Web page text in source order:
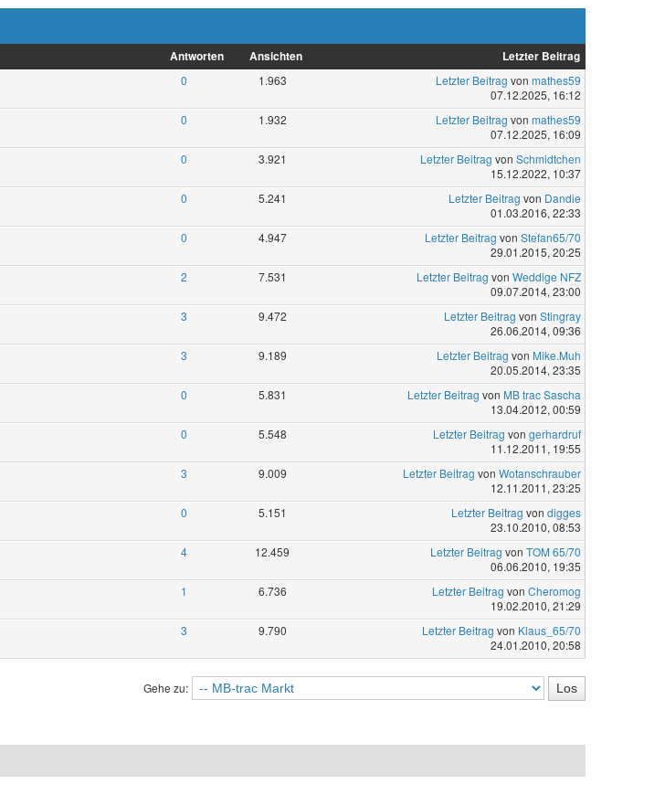
Antworten Ansichten Letzter Beitrag
0 1.963 Letzter Beitrag von mathes59
07.12.2025, 16:12
0 1.932 Letzter Beitrag von mathes59
07.12.2025, 16:09
0 3.921 Letzter Beitrag von Schmidtchen
15.12.2022, 10:37
0 5.241 Letzter Beitrag von Dandie
01.03.2016, 22:33
0 4.947 Letzter Beitrag von Stefan65/70
29.01.2015, 20:25
2 7.531 Letzter Beitrag von Weddige NFZ
09.07.2014, 23:00
3 9.472 Letzter Beitrag von Stingray
26.06.2014, 09:36
3 9.189 Letzter Beitrag von Mike.Muh
20.05.2014, 23:35
0 5.831 Letzter Beitrag von MB trac Sascha
13.04.2012, 00:59
0 5.548 Letzter Beitrag von gerhardruf
11.12.2011, 19:55
3 9.009 Letzter Beitrag von Wotanschrauber
12.11.2011, 23:25
0 5.151 Letzter Beitrag von digges
23.10.2010, 08:53
4 12.459 Letzter Beitrag von TOM 65/70
06.06.2010, 19:35
1 6.736 Letzter Beitrag von Cheromog
19.02.2010, 21:29
3 9.790 Letzter Beitrag von Klaus_65/70
24.01.2010, 20:58
Gehe zu: